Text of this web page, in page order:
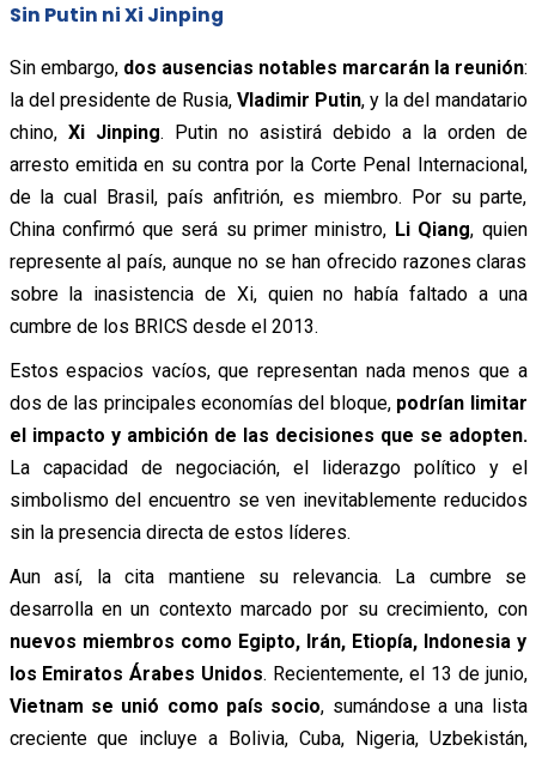
Sin Putin ni Xi Jinping
Sin embargo, dos ausencias notables marcarán la reunión:
la del presidente de Rusia, Vladimir Putin, y la del mandatario
chino, Xi Jinping. Putin no asistirá debido a la orden de
arresto emitida en su contra por la Corte Penal Internacional,
de la cual Brasil, país anfitrión, es miembro. Por su parte,
China confirmó que será su primer ministro, Li Qiang, quien
represente al país, aunque no se han ofrecido razones claras
sobre la inasistencia de Xi, quien no había faltado a una
cumbre de los BRICS desde el 2013.
Estos espacios vacíos, que representan nada menos que a
dos de las principales economías del bloque, podrían limitar
el impacto y ambición de las decisiones que se adopten.
La capacidad de negociación, el liderazgo político y el
simbolismo del encuentro se ven inevitablemente reducidos
sin la presencia directa de estos líderes.
Aun así, la cita mantiene su relevancia. La cumbre se
desarrolla en un contexto marcado por su crecimiento, con
nuevos miembros como Egipto, Irán, Etiopía, Indonesia y
los Emiratos Árabes Unidos. Recientemente, el 13 de junio,
Vietnam se unió como país socio, sumándose a una lista
creciente que incluye a Bolivia, Cuba, Nigeria, Uzbekistán,